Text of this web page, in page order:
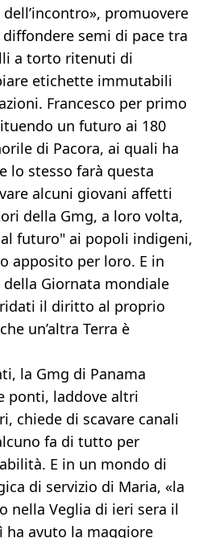
promuovere
semi di pace tra
a torto ritenuti di
etichette immutabili
Francesco per primo
un futuro ai 180
di Pacora, ai quali ha
lo stesso farà questa
alcuni giovani affetti
della Gmg, a loro volta,
futuro" ai popoli indigeni,
apposito per loro. E in
Giornata mondiale
il diritto al proprio
un’altra Terra è
la Gmg di Panama
ponti, laddove altri
chiede di scavare canali
fa di tutto per
E in un mondo di
di servizio di Maria, «la
nella Veglia di ieri sera il
ha avuto la maggiore